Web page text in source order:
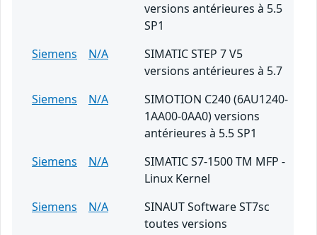
versions antérieures à 5.5
SP1
Siemens
N/A
SIMATIC STEP 7 V5
versions antérieures à 5.7
Siemens
N/A
SIMOTION C240 (6AU1240-
1AA00-0AA0) versions
antérieures à 5.5 SP1
Siemens
N/A
SIMATIC S7-1500 TM MFP -
Linux Kernel
Siemens
N/A
SINAUT Software ST7sc
toutes versions